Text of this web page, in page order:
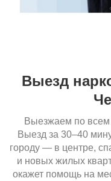
Выезд
Выезжаем по всем
Выезд за 30–40
городу — в центре,
и новых жилых
окажет помощь на